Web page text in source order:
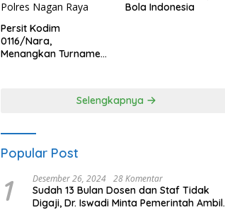
Persit Kodim
0116/Nara,
Menangkan Turnamen
Bola Indonesia
Selengkapnya
Popular Post
1 Desember 26, 2024 28 Komentar
Sudah 13 Bulan Dosen dan Staf Tidak
Digaji, Dr. Iswadi Minta Pemerintah Ambil